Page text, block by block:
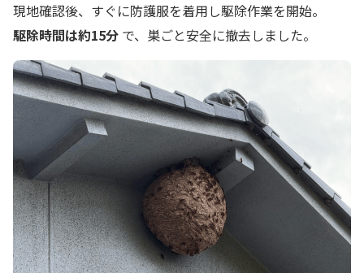
現地確認後、すぐに防護服を着用し駆除作業を開始。
駆除時間は約15分 で、巣ごと安全に撤去しました。